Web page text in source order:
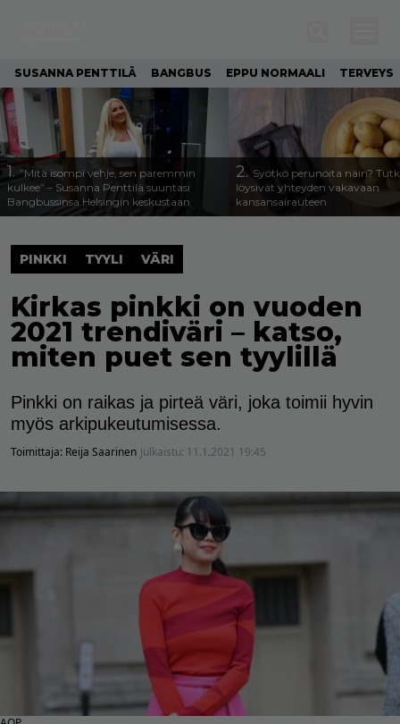
SUSANNA PENTTILÄ BANGBUS EPPU NORMAALI TERVEYS
1.”Mitä isompi vehje, sen paremmin
kulkee” – Susanna Penttilä suuntasi
Bangbussinsa Helsingin keskustaan
2. Syötkö perunoita näin?
löysivät yhteyden vakavaan
kansansairauteen
PINKKI TYYLI VÄRI
Kirkas pinkki on vuoden
2021 trendiväri – katso,
miten puet sen tyylillä
Pinkki on raikas ja pirteä väri, joka toimii hyvin
myös arkipukeutumisessa.
Toimittaja: Reija Saarinen Julkaistu: 11.1.2021 19:45